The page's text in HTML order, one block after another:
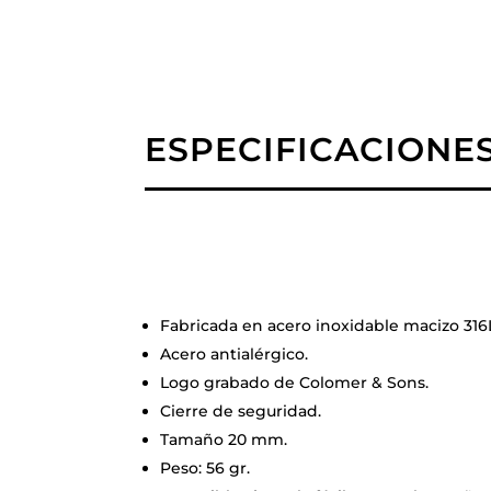
Fabricada en acero inoxidable macizo
Acero antialérgico.
Logo grabado de Colomer & Sons.
Cierre de seguridad.
Tamaño 20 mm.
Peso: 56 gr.